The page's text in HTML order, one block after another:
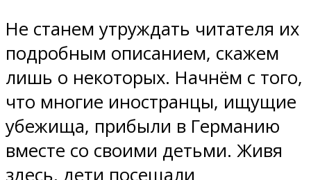
Не станем утруждать читателя их
подробным описанием, скажем
лишь о некоторых. Начнём с того,
что многие иностранцы, ищущие
убежища, прибыли в Германию
вместе со своими детьми. Живя
здесь, дети посещали